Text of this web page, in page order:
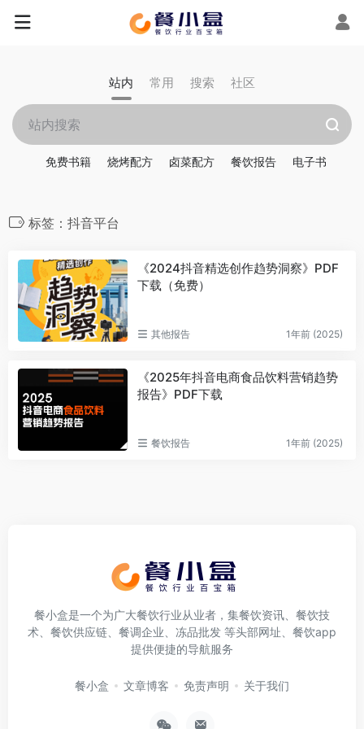
站内 常用 搜索 社区
免费书籍 烧烤配方 卤菜配方 餐饮报告 电子书
标签：抖音平台
《2024抖音精选创作趋势洞察》PDF
下载（免费）
其他报告 1年前 (2025)
《2025年抖音电商食品饮料营销趋势
报告》PDF下载
餐饮报告 1年前 (2025)
餐小盒是一个为广大餐饮行业从业者，集餐饮资讯、餐饮技
术、餐饮供应链、餐调企业、冻品批发 等头部网址、餐饮app
提供便捷的导航服务
餐小盒 文章博客 免责声明 关于我们